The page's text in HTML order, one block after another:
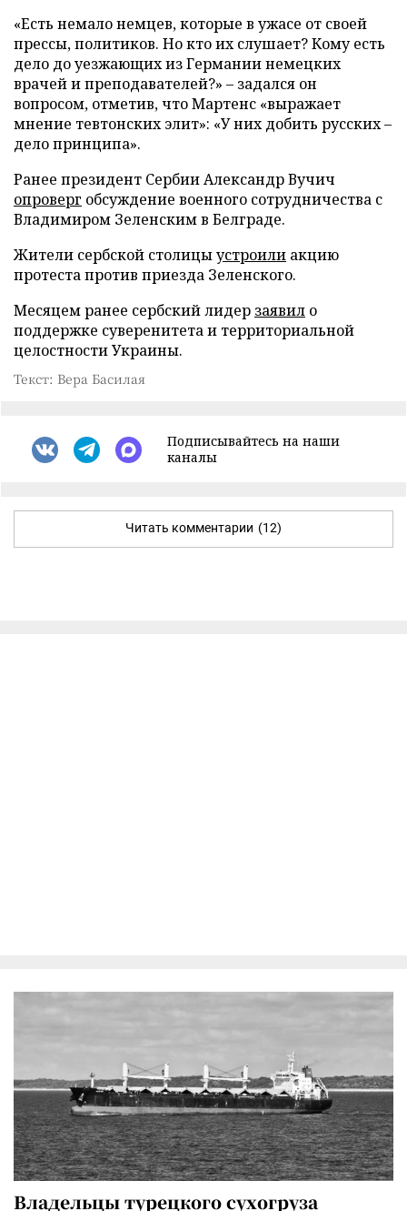
«Есть немало немцев, которые в ужасе от своей
прессы, политиков. Но кто их слушает? Кому есть
дело до уезжающих из Германии немецких
врачей и преподавателей?» – задался он
вопросом, отметив, что Мартенс «выражает
мнение тевтонских элит»: «У них добить русских –
дело принципа».
Ранее президент Сербии Александр Вучич
опроверг обсуждение военного сотрудничества с
Владимиром Зеленским в Белграде.
Жители сербской столицыустроили акцию
протеста против приезда Зеленского.
Месяцем ранее сербский лидер заявил о
поддержке суверенитета и территориальной
целостности Украины.
Текст: Вера Басилая
Подписывайтесь на наши
каналы
Читать комментарии (12)
Владельцы турецкого сухогруза